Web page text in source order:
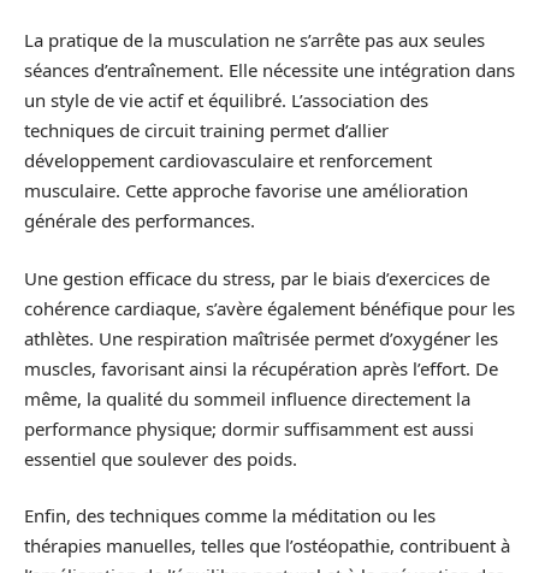
La pratique de la musculation ne s’arrête pas aux seules
séances d’entraînement. Elle nécessite une intégration dans
un style de vie actif et équilibré. L’association des
techniques de circuit training permet d’allier
développement cardiovasculaire et renforcement
musculaire. Cette approche favorise une amélioration
générale des performances.
Une gestion efficace du stress, par le biais d’exercices de
cohérence cardiaque, s’avère également bénéfique pour les
athlètes. Une respiration maîtrisée permet d’oxygéner les
muscles, favorisant ainsi la récupération après l’effort. De
même, la qualité du sommeil influence directement la
performance physique; dormir suffisamment est aussi
essentiel que soulever des poids.
Enfin, des techniques comme la méditation ou les
thérapies manuelles, telles que l’ostéopathie, contribuent à